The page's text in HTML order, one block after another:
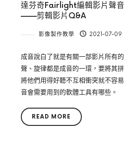
達芬奇Fairlight編輯影片聲
——剪輯影片Q&A
影像製作教學 2021-07-09
成音說白了就是有關一部影片所有
聲、旋律都是成音的一環，要將其
將他們用得好聽不互相衝突就不容
音會需要用到的軟體工具有哪些。
READ MORE